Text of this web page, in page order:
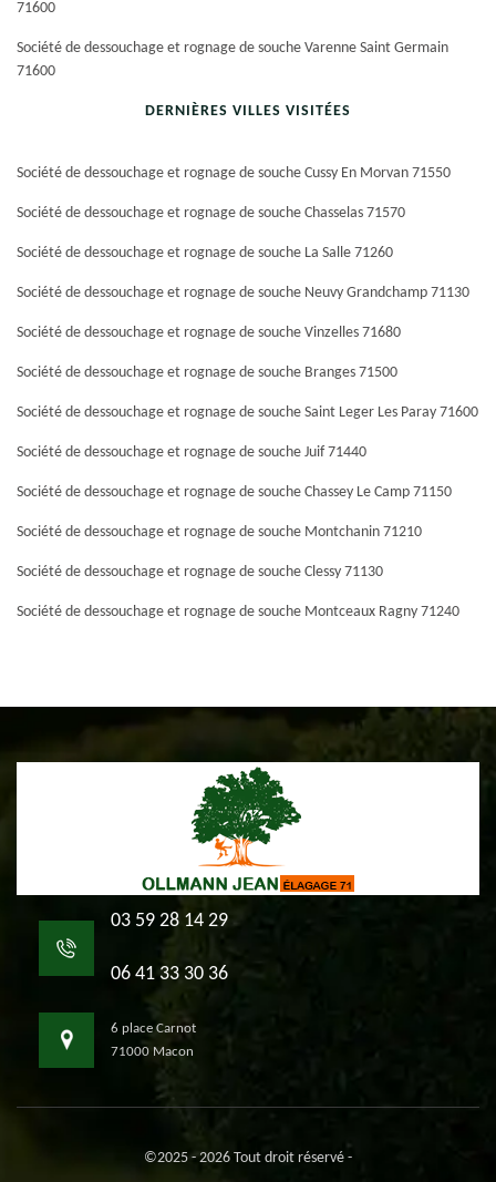
71600
Société de dessouchage et rognage de souche Varenne Saint Germain
71600
DERNIÈRES VILLES VISITÉES
Société de dessouchage et rognage de souche Cussy En Morvan 71550
Société de dessouchage et rognage de souche Chasselas 71570
Société de dessouchage et rognage de souche La Salle 71260
Société de dessouchage et rognage de souche Neuvy Grandchamp 71130
Société de dessouchage et rognage de souche Vinzelles 71680
Société de dessouchage et rognage de souche Branges 71500
Société de dessouchage et rognage de souche Saint Leger Les Paray 71600
Société de dessouchage et rognage de souche Juif 71440
Société de dessouchage et rognage de souche Chassey Le Camp 71150
Société de dessouchage et rognage de souche Montchanin 71210
Société de dessouchage et rognage de souche Clessy 71130
Société de dessouchage et rognage de souche Montceaux Ragny 71240
03 59 28 14 29
06 41 33 30 36
6 place Carnot
71000 Macon
©2025 - 2026 Tout droit réservé -